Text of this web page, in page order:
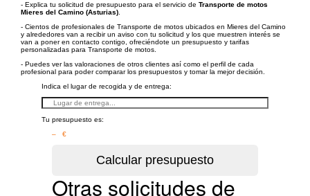
- Explica tu solicitud de presupuesto para el servicio de Transporte de motos
Mieres del Camino (Asturias)
- Cientos de profesionales de Transporte de motos ubicados en Mieres del Camino
y alrededores van a recibir un aviso con tu solicitud y los que muestren interés se
van a poner en contacto contigo, ofreciéndote un presupuesto y tarifas
personalizadas para Transporte de motos.
- Puedes ver las valoraciones de otros clientes así como el perfil de cada
profesional para poder comparar los presupuestos y tomar la mejor decisión.
Indica el lugar de recogida y de entrega:
Tu presupuesto es:
– €
Otras solicitudes de